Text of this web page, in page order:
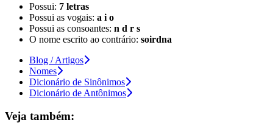
Possui: 7 letras
Possui as vogais: a i o
Possui as consoantes: n d r s
O nome escrito ao contrário: soirdna
Blog / Artigos
Nomes
Dicionário de Sinônimos
Dicionário de Antônimos
Veja também: